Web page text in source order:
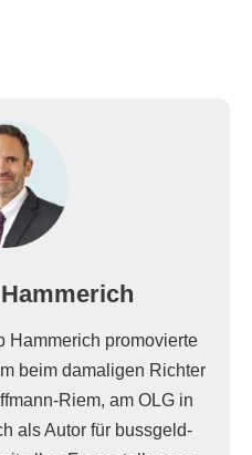
Hammerich promovierte
beim damaligen Richter
Riem, am OLG in
als Autor für bussgeld-